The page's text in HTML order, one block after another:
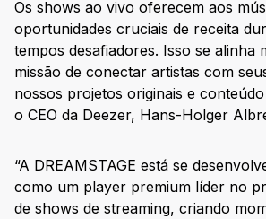
Os shows ao vivo oferecem aos
oportunidades cruciais de receita
tempos desafiadores. Isso se alinha
missão de conectar artistas com
nossos projetos originais e
o CEO da Deezer, Hans-Holger
“A DREAMSTAGE está se
como um player premium líder no
de shows de streaming, criando